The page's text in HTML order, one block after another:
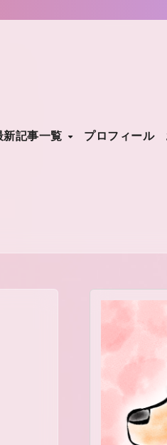
新記事一覧 プロフィール